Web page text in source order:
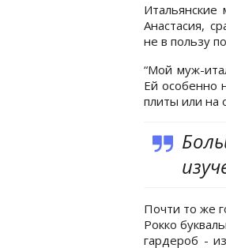
Анастасия,
не в пользу
“Мой муж-
Ей особенно
плиты или на
Почти то же
Рокко
гардероб -